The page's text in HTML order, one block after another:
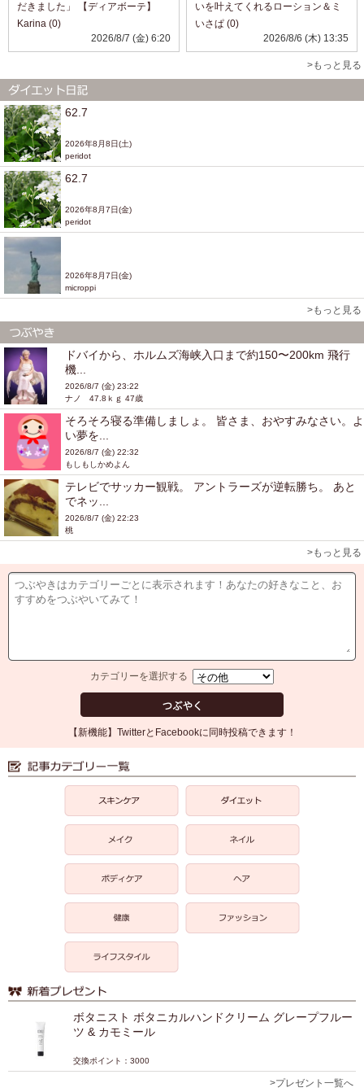
だきました」 【ディアボーテ】
「オイルインシャンプー／コンデ
ィショナー(リッチ＆リペア)」
@dearbeautehimawari_kracie 髪
に、 自然...
Karina (0)
2026/8/7 (金) 6:20
いを叶えてくれるローション＆ミ
ルク。 ローションは透明で糸をひ
くほどトロミのあるテクスチャ。
こっくり濃厚でありながら、暑い
日でも使いやすいスッキリ感！ 肌
へのなじみがよ...
いさぱ (0)
2026/8/6 (木) 13:35
>もっと見る
62.7
2026年8月8日(土)
peridot
62.7
2026年8月7日(金)
peridot
2026年8月7日(金)
microppi
>もっと見る
ドバイから、ホルムズ海峡入口まで約150〜200km 飛行
機...
2026/8/7 (金) 23:22
ナノ 47.8ｋｇ 47歳
そろそろ寝る準備しましょ。 皆さま、おやすみなさい。よ
い夢を...
2026/8/7 (金) 22:32
もしもしかめよん
テレビでサッカー観戦。 アントラーズが逆転勝ち。 あと
でネッ...
2026/8/7 (金) 22:23
桃
>もっと見る
カテゴリーを選択する
【新機能】TwitterとFacebookに同時投稿できます！
ボタニスト ボタニカルハンドクリーム グレープフルー
ツ & カモミール
交換ポイント：3000
>プレゼント一覧へ